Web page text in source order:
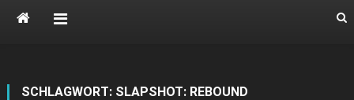
SCHLAGWORT: SLAPSHOT: REBOUND